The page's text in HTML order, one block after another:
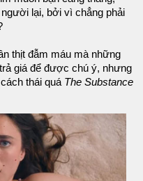
lại, bởi vì chẳng phải
thịt đẫm máu mà những
giá để được chú ý, nhưng
thái quá The Substance